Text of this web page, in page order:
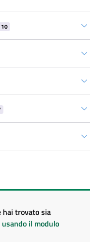
10
hai trovato sia
usando il modulo